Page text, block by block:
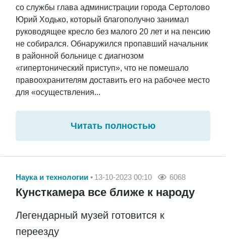
со службы глава администрации города Сертолово
Юрий Ходько, который благополучно занимал
руководящее кресло без малого 20 лет и на пенсию
не собирался. Обнаружился пропавший начальник
в районной больнице с диагнозом
«гипертонический приступ», что не помешало
правоохранителям доставить его на рабочее место
для «осуществления...
Читать полностью
Наука и технологии 13-10-2023 00:10 6068
Кунсткамера все ближе к народу
Легендарный музей готовится к
переезду